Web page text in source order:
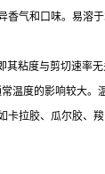
香气和口味。易溶
其粘度与剪切速率
温度的影响较大。
卡拉胶、瓜尔胶、